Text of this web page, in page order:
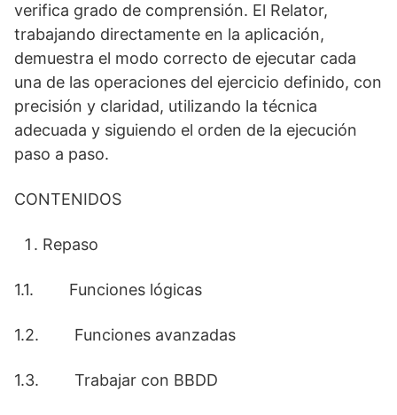
verifica grado de comprensión. El Relator,
trabajando directamente en la aplicación,
demuestra el modo correcto de ejecutar cada
una de las operaciones del ejercicio definido, con
precisión y claridad, utilizando la técnica
adecuada y siguiendo el orden de la ejecución
paso a paso.
CONTENIDOS
Repaso
1.1. Funciones lógicas
1.2. Funciones avanzadas
1.3. Trabajar con BBDD